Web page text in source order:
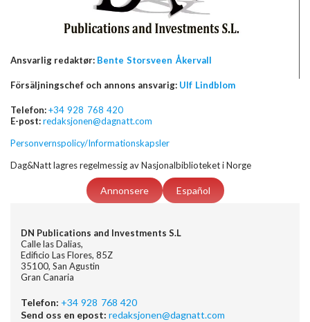
Ansvarlig redaktør: Bente Storsveen Åkervall
Försäljningschef och annons ansvarig: Ulf Lindblom
Telefon:+34 928 768 420
E-post:redaksjonen@dagnatt.com
Personvernspolicy/Informationskapsler
Dag&Natt lagres regelmessig av Nasjonalbiblioteket i Norge
Annonsere Español
DN Publications and Investments S.L
Calle las Dalias,
Edificio Las Flores, 85Z
35100, San Agustin
Gran Canaria
Telefon: +34 928 768 420
Send oss en epost: redaksjonen@dagnatt.com